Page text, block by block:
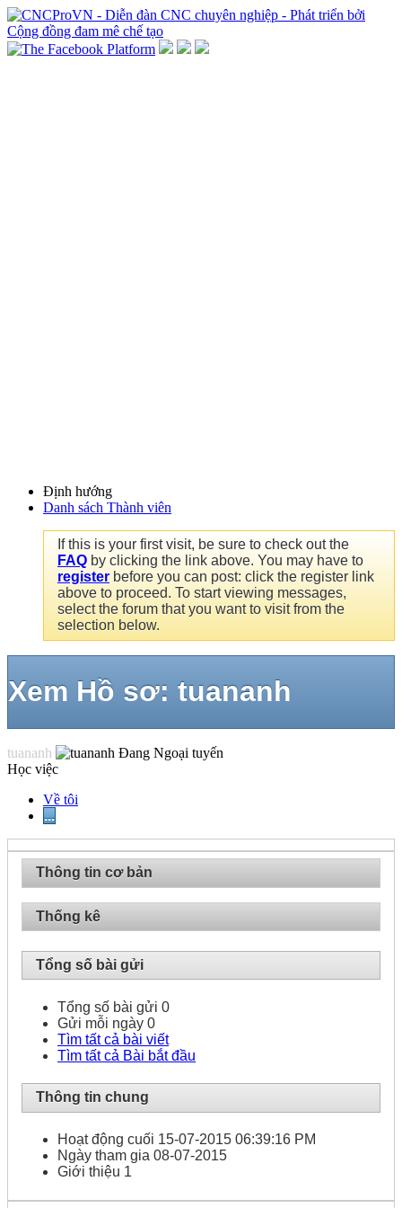
Định hướng
Danh sách Thành viên
If this is your first visit, be sure to check out the
FAQ by clicking the link above. You may have to
register before you can post: click the register link
above to proceed. To start viewing messages,
select the forum that you want to visit from the
selection below.
Xem Hồ sơ: tuananh
tuananh
Học việc
Về tôi
...
Thông tin cơ bản
Thống kê
Tổng số bài gửi
Tổng số bài gửi 0
Gửi mỗi ngày 0
Tìm tất cả bài viết
Tìm tất cả Bài bắt đầu
Thông tin chung
Hoạt động cuối 15-07-2015 06:39:16 PM
Ngày tham gia 08-07-2015
Giới thiệu 1